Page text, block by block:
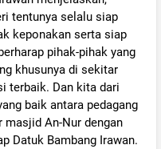
tentunya selalu siap
keponakan serta siap
pihak-pihak yang
khusunya di sekitar
terbaik. Dan kita dari
baik antara pedagang
masjid An-Nur dengan
Datuk Bambang Irawan.